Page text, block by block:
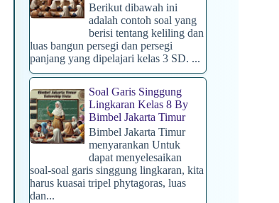
Berikut dibawah ini
adalah contoh soal yang
berisi tentang keliling dan
luas bangun persegi dan persegi
panjang yang dipelajari kelas 3 SD. ...
Soal Garis Singgung
Lingkaran Kelas 8 By
Bimbel Jakarta Timur
Bimbel Jakarta Timur
menyarankan Untuk
dapat menyelesaikan
soal-soal garis singgung lingkaran, kita
harus kuasai tripel phytagoras, luas
dan...